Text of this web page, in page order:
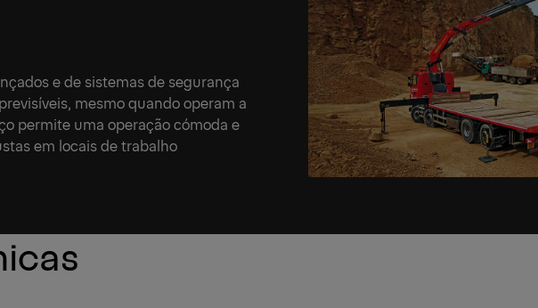
e de sistemas de segurança
mesmo quando operam a
permite uma operação cómoda e
em locais de trabalho